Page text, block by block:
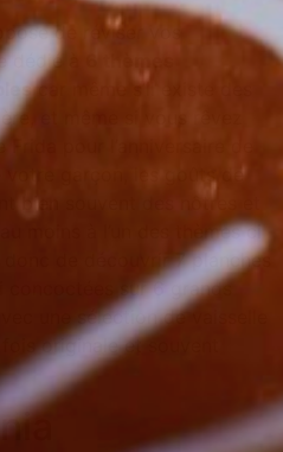
de réviser vos
dédié à
car même s’il existe des
et même si vous rêvez
Frida pour l’anniversaire de
votre garçon, les goûts de
bien souvent des nôtres et
moins à l’un des thèmes ci
donc de découvrir 7 planches
concoctées sur 6 grands
une sélection de vaisselle
originale et souvent